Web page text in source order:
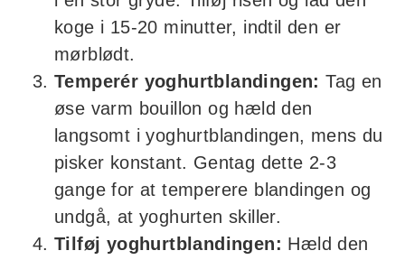
koge i 15-20 minutter, indtil den er
mørblødt.
Temperér yoghurtblandingen: Tag en
øse varm bouillon og hæld den
langsomt i yoghurtblandingen, mens du
pisker konstant. Gentag dette 2-3
gange for at temperere blandingen og
undgå, at yoghurten skiller.
Tilføj yoghurtblandingen: Hæld den